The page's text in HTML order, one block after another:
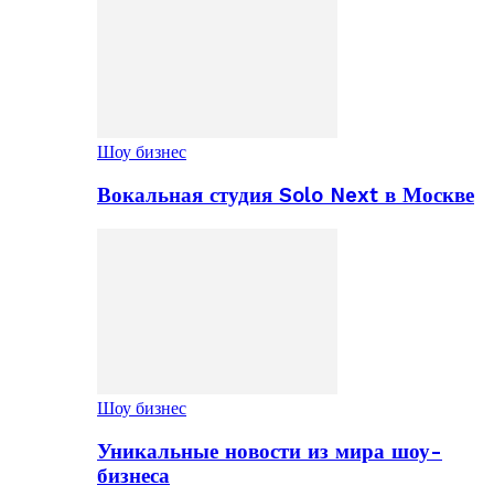
Шоу бизнес
Вокальная студия Solo Next в Москве
Шоу бизнес
Уникальные новости из мира шоу-
бизнеса